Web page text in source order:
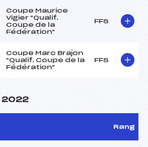
Coupe Maurice
Vigier "Qualif.
Coupe de la
Fédération"
FFS
Coupe Marc Brajon
"Qualif. Coupe de la
Fédération"
FFS
2022
Rang